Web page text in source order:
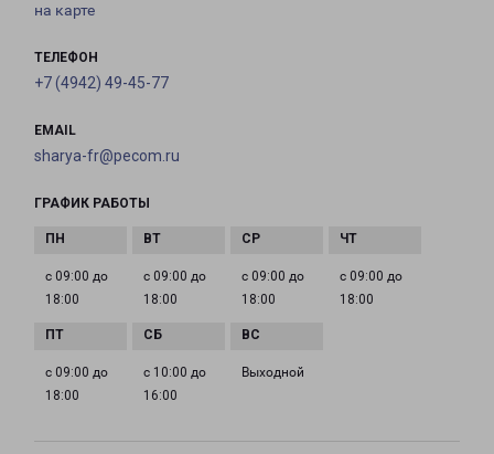
на карте
ТЕЛЕФОН
+7 (4942) 49-45-77
EMAIL
sharya-fr@pecom.ru
ГРАФИК РАБОТЫ
с 09:00 до
18:00
с 09:00 до
18:00
с 09:00 до
18:00
с 09:00 до
18:00
с 09:00 до
18:00
с 10:00 до
16:00
Выходной